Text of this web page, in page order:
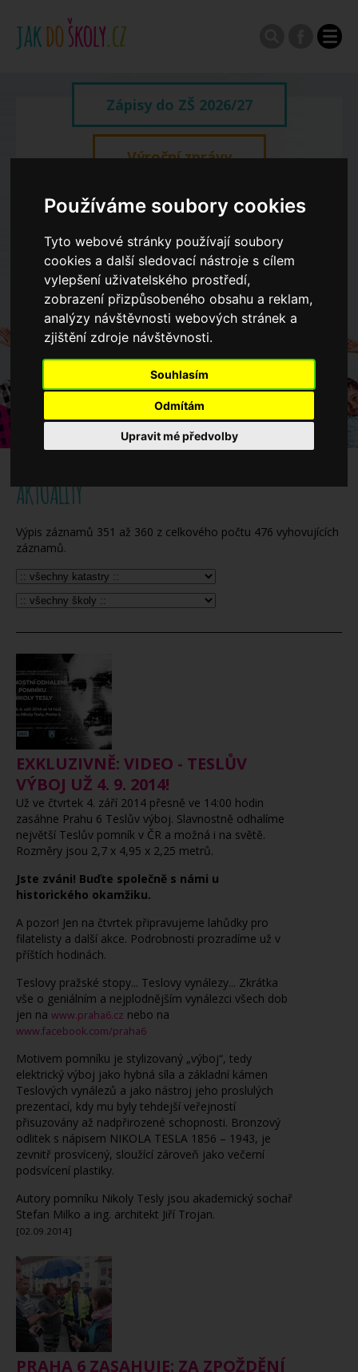
Používáme soubory cookies
Tyto webové stránky používají soubory
cookies a další sledovací nástroje s cílem
vylepšení uživatelského prostředí,
zobrazení přizpůsobeného obsahu a reklam,
analýzy návštěvnosti webových stránek a
zjištění zdroje návštěvnosti.
Souhlasím
Odmítám
Upravit mé předvolby
Zápisy do ZŠ 2026/27
Výroční zprávy
Spádové oblasti ZŠ
Koncepce školství
Dny otevřených dveří ZŠ
Když potřebujete pomoci
Ročenka
AKTUALITY
Výpis záznamů 351 až 360 z celkového počtu 476 vyhovujících
záznamů.
EXKLUZIVNĚ: VIDEO - TESLŮV
VÝBOJ UŽ 4. 9. 2014!
Už ve čtvrtek 4. září 2014 přesně ve 14:00 hodin
zasáhne Prahu 6 Teslův výboj. Slavnostně odhalíme
největší Teslův pomník v ČR a možná i na světě.
Rozměry jsou 2,7 x 4,95 x 2,25 metrů.
Jste zváni! Buďte společně s námi u
historického okamžiku.
A pozor! Jen na čtvrtek připravujeme lahůdky pro
filatelisty a další akce. Podrobnosti prozradíme už v
příštích hodinách.
Teslovy pražské stopy... Teslovy vynálezy... Zkrátka
vše o geniálním a nejplodnějším vynálezci všech dob
jen na www.praha6.cz nebo na
www.facebook.com/praha6
Motivem pomníku je stylizovaný „výboj“, tedy
elektrický výboj jako hybná síla a základní kámen
Teslových vynálezů a jako nástroj jeho proslulých
prezentací, kdy mu byly tehdejší veřejností
přisuzovány až nadpřirozené schopnosti. Bronzový
odlitek s nápisem NIKOLA TESLA 1856 – 1943, je
zevnitř prosvícený, sloužící zároveň jako večerní
podsvícení plastiky.
Autory pomníku Nikoly Tesly jsou akademický sochař
Stefan Milko a ing. architekt Jiří Trojan.
[02.09.2014]
PRAHA 6 ZASAHUJE: ZA ZPOŽDĚNÍ